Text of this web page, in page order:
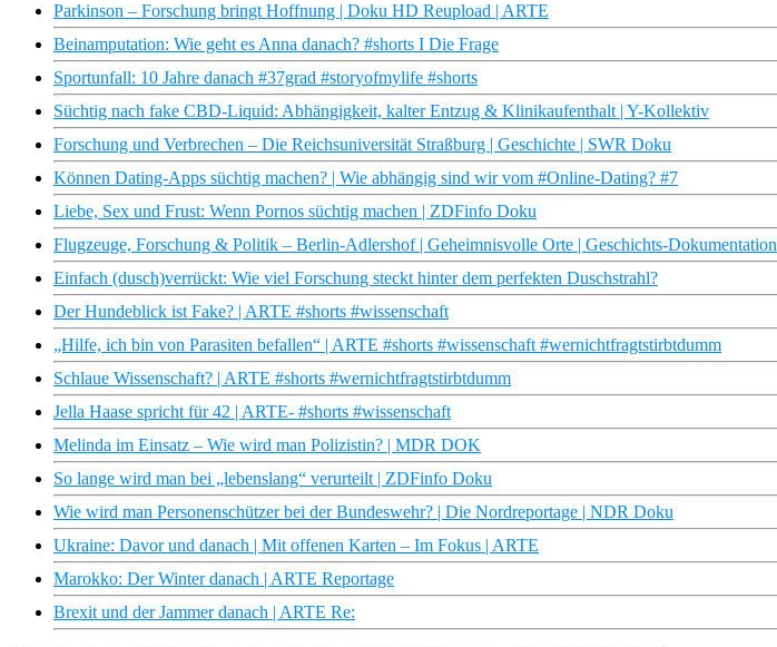
Parkinson – Forschung bringt Hoffnung | Doku HD Reupload | ARTE
Beinamputation: Wie geht es Anna danach? #shorts I Die Frage
Sportunfall: 10 Jahre danach #37grad #storyofmylife #shorts
Süchtig nach fake CBD-Liquid: Abhängigkeit, kalter Entzug & Klinikaufenthalt | Y-Kollektiv
Forschung und Verbrechen – Die Reichsuniversität Straßburg | Geschichte | SWR Doku
Können Dating-Apps süchtig machen? | Wie abhängig sind wir vom #Online-Dating? #7
Liebe, Sex und Frust: Wenn Pornos süchtig machen | ZDFinfo Doku
Flugzeuge, Forschung & Politik – Berlin-Adlershof | Geheimnisvolle Orte | Geschichts-Dokumentation
Einfach (dusch)verrückt: Wie viel Forschung steckt hinter dem perfekten Duschstrahl?
Der Hundeblick ist Fake? | ARTE #shorts #wissenschaft
„Hilfe, ich bin von Parasiten befallen“ | ARTE #shorts #wissenschaft #wernichtfragtstirbtdumm
Schlaue Wissenschaft? | ARTE #shorts #wernichtfragtstirbtdumm
Jella Haase spricht für 42 | ARTE- #shorts #wissenschaft
Melinda im Einsatz – Wie wird man Polizistin? | MDR DOK
So lange wird man bei „lebenslang“ verurteilt | ZDFinfo Doku
Wie wird man Personenschützer bei der Bundeswehr? | Die Nordreportage | NDR Doku
Ukraine: Davor und danach | Mit offenen Karten – Im Fokus | ARTE
Marokko: Der Winter danach | ARTE Reportage
Brexit und der Jammer danach | ARTE Re: